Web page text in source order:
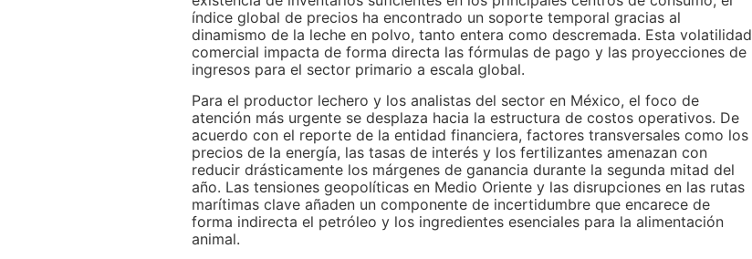
índice global de precios ha encontrado un soporte temporal gracias al
dinamismo de la leche en polvo, tanto entera como descremada. Esta volatilidad
comercial impacta de forma directa las fórmulas de pago y las proyecciones de
ingresos para el sector primario a escala global.
Para el productor lechero y los analistas del sector en México, el foco de
atención más urgente se desplaza hacia la estructura de costos operativos. De
acuerdo con el reporte de la entidad financiera, factores transversales como los
precios de la energía, las tasas de interés y los fertilizantes amenazan con
reducir drásticamente los márgenes de ganancia durante la segunda mitad del
año. Las tensiones geopolíticas en Medio Oriente y las disrupciones en las rutas
marítimas clave añaden un componente de incertidumbre que encarece de
forma indirecta el petróleo y los ingredientes esenciales para la alimentación
animal.